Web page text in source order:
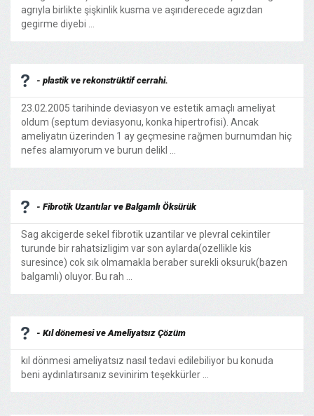
agrıyla birlikte şişkinlik kusma ve aşırıderecede agızdan
gegirme diyebi ...
- plastik ve rekonstrüktif cerrahi.
23.02.2005 tarihinde deviasyon ve estetik amaçlı ameliyat
oldum (septum deviasyonu, konka hipertrofisi). Ancak
ameliyatın üzerinden 1 ay geçmesine rağmen burnumdan hiç
nefes alamıyorum ve burun delikl ...
- Fibrotik Uzantılar ve Balgamlı Öksürük
Sag akcigerde sekel fibrotik uzantilar ve plevral cekintiler
turunde bir rahatsizligim var son aylarda(ozellikle kis
suresince) cok sık olmamakla beraber surekli oksuruk(bazen
balgamlı) oluyor. Bu rah ...
- Kıl dönemesi ve Ameliyatsız Çözüm
kıl dönmesi ameliyatsız nasıl tedavi edilebiliyor bu konuda
beni aydınlatırsanız sevinirim teşekkürler ...